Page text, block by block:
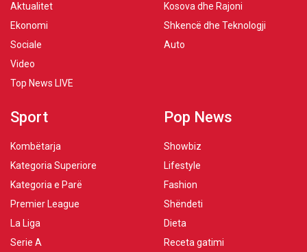
Aktualitet
Ekonomi
Sociale
Video
Top News LIVE
Kosova dhe Rajoni
Shkencë dhe Teknologji
Auto
Sport
Kombëtarja
Kategoria Superiore
Kategoria e Parë
Premier League
La Liga
Serie A
Pop News
Showbiz
Lifestyle
Fashion
Shëndeti
Dieta
Receta gatimi